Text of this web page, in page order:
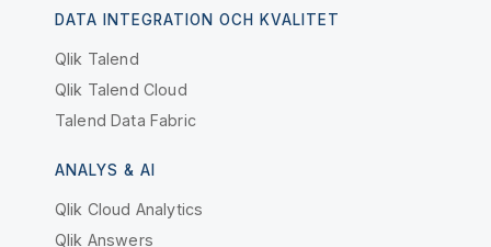
DATA INTEGRATION OCH KVALITET
Qlik Talend
Qlik Talend Cloud
Talend Data Fabric
ANALYS & AI
Qlik Cloud Analytics
Qlik Answers